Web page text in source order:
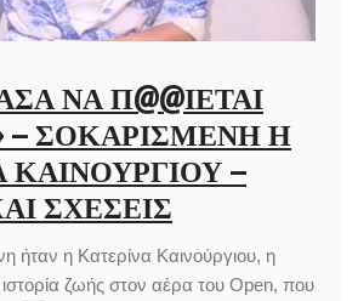
ΝΑ Π@@ΙΈΤΑΙ
– ΣΟΚΑΡΙΣΜΈΝΗ Η
ΚΑΙΝΟΎΡΓΙΟΥ –
ΣΧΈΣΕΙΣ
ήταν η Κατερίνα Καινούργιου, η
ζωής στον αέρα του Open, που